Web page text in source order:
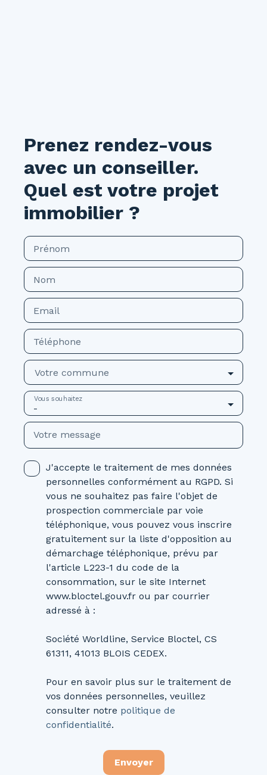
Prenez rendez-vous
avec un conseiller.
Quel est votre projet
immobilier ?
Prénom
Nom
Email
Téléphone
Votre commune
-
Vous souhaitez
Votre message
J'accepte le traitement de mes données
personnelles conformément au RGPD. Si
vous ne souhaitez pas faire l'objet de
prospection commerciale par voie
téléphonique, vous pouvez vous inscrire
gratuitement sur la liste d'opposition au
démarchage téléphonique, prévu par
l'article L223-1 du code de la
consommation, sur le site Internet
www.bloctel.gouv.fr ou par courrier
adressé à :
Société Worldline, Service Bloctel, CS
61311, 41013 BLOIS CEDEX.
Pour en savoir plus sur le traitement de
vos données personnelles, veuillez
consulter notre politique de
confidentialité.
Envoyer